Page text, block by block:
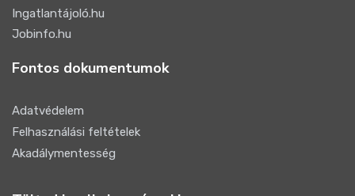
Ingatlantájoló.hu
Jobinfo.hu
Fontos dokumentumok
Adatvédelem
Felhasználási feltételek
Akadálymentesség